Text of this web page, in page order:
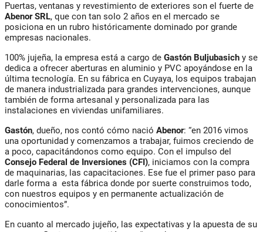
Puertas, ventanas y revestimiento de exteriores son el fuerte de
Abenor SRL, que con tan solo 2 años en el mercado se
posiciona en un rubro históricamente dominado por grande
empresas nacionales.
100% jujeña, la empresa está a cargo de Gastón Buljubasich y se
dedica a ofrecer aberturas en aluminio y PVC apoyándose en la
última tecnología. En su fábrica en Cuyaya, los equipos trabajan
de manera industrializada para grandes intervenciones, aunque
también de forma artesanal y personalizada para las
instalaciones en viviendas unifamiliares.
Gastón, dueño, nos contó cómo nació Abenor: “en 2016 vimos
una oportunidad y comenzamos a trabajar, fuimos creciendo de
a poco, capacitándonos como equipo. Con el impulso del
Consejo Federal de Inversiones (CFI), iniciamos con la compra
de maquinarias, las capacitaciones. Ese fue el primer paso para
darle forma a esta fábrica donde por suerte construimos todo,
con nuestros equipos y en permanente actualización de
conocimientos”.
En cuanto al mercado jujeño, las expectativas y la apuesta de su